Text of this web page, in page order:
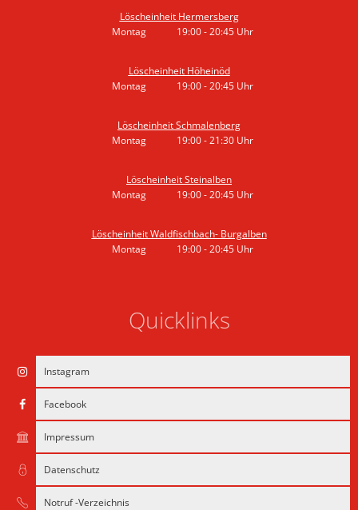
Löscheinheit Hermersberg
Montag
19:00-20:45 Uhr
Löscheinheit Höheinöd
Montag
19:00-20:45 Uhr
Löscheinheit Schmalenberg
Montag
19:00-21:30 Uhr
Löscheinheit Steinalben
Montag
19:00-20:45 Uhr
Löscheinheit Waldfischbach- Burgalben
Montag
19:00-20:45 Uhr
Quicklinks
Instagram
Facebook
Impressum
Datenschutz
Notruf -Verzeichnis